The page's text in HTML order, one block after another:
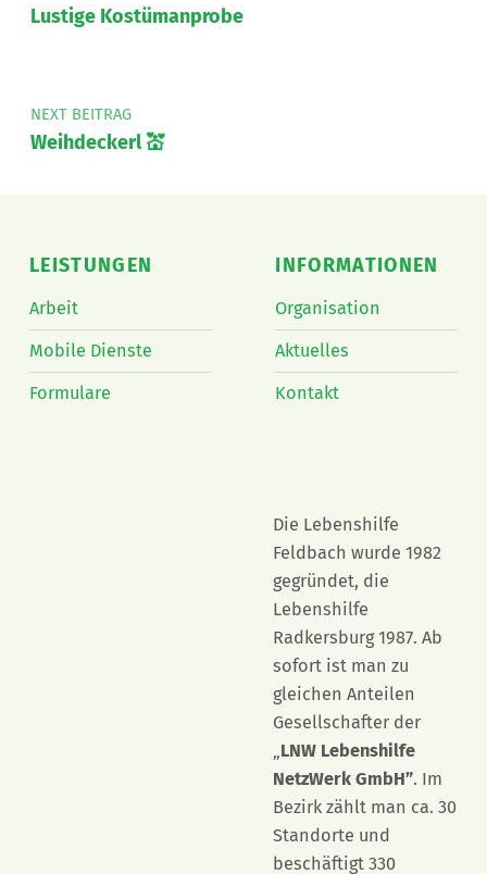
Lustige Kostümanprobe
NEXT BEITRAG
Weihdeckerl 💒
LEISTUNGEN
Arbeit
Mobile Dienste
Formulare
INFORMATIONEN
Organisation
Aktuelles
Kontakt
Die Lebenshilfe
Feldbach wurde 1982
gegründet, die
Lebenshilfe
Radkersburg 1987. Ab
sofort ist man zu
gleichen Anteilen
Gesellschafter der
„LNW Lebenshilfe
NetzWerk GmbH”. Im
Bezirk zählt man ca. 30
Standorte und
beschäftigt 330